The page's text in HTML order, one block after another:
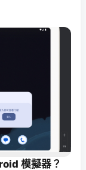
模擬器？